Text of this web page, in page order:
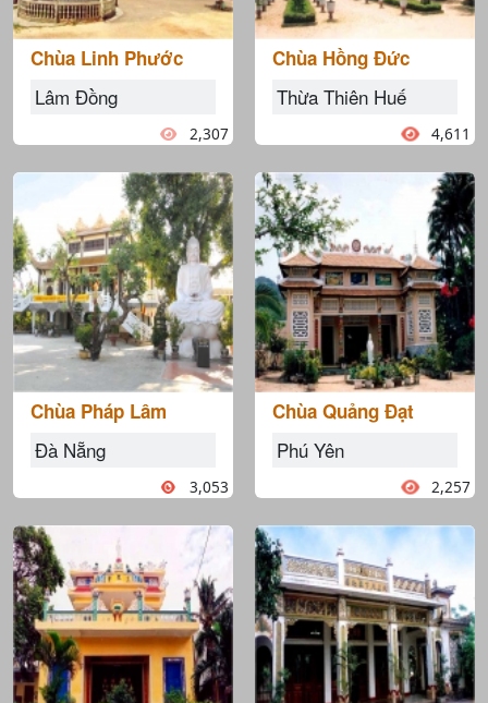
Chùa Linh Phước
Lâm Đồng
2,307
Chùa Pháp Lâm
Đà Nẵng
3,053
Chùa Hồng Đức
Thừa Thiên Huế
4,611
Chùa Quảng Đạt
Phú Yên
2,257